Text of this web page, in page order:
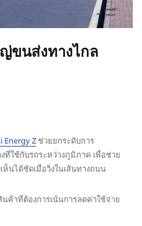
ขนส่งทางไกล
Energy Z ช่วยยกระดับการ
ใช้กับรถระหว่างภูมิภาค เพื่อช่วย
ห็นได้ชัดเมื่อวิ่งในเส้นทางถนน
ค้าที่ต้องการเน้นการลดค่าใช้จ่าย